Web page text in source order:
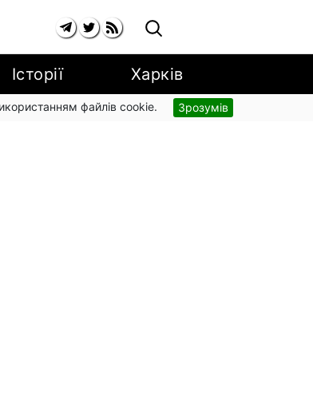
Історії Харків
файлів cookie. Зрозумів